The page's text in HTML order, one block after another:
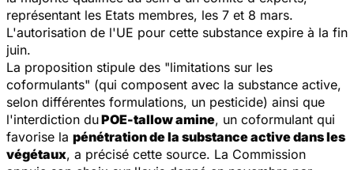
représentant les Etats membres, les 7 et 8 mars.
L'autorisation de l'UE pour cette substance expire à la fin
juin.
La proposition stipule des "limitations sur les
coformulants" (qui composent avec la substance active,
selon différentes formulations, un pesticide) ainsi que
l'interdiction duPOE-tallow amine, un coformulant qui
favorise la pénétration de la substance active dans les
végétaux, a précisé cette source. La Commission